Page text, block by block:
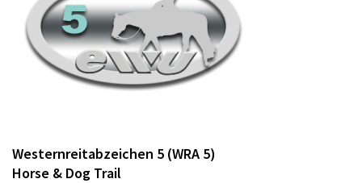
Westernreitabzeichen 5 (WRA 5)
Horse & Dog Trail